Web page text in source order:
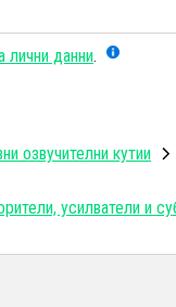
лични данни.
озвучителни кутии
усилватели и